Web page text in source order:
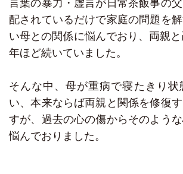
言葉の暴力・虚言が日常茶飯事の
配されているだけで家庭の問題を
い母との関係に悩んでおり、両親
年ほど続いていました。
そんな中、母が重病で寝たきり状
い、本来ならば両親と関係を修復
すが、過去の心の傷からそのよう
悩んでおりました。